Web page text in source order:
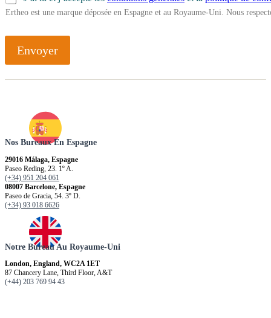
é
e
e
Ertheo est une marque déposée en Espagne et au Royaume-Uni. Nous
Envoyer
Nos Bureaux En Espagne
29016 Málaga, Espagne
Paseo Reding, 23. 1º A.
(+34) 951 204 061
08007 Barcelone, Espagne
Paseo de Gracia, 54. 3º D.
(+34) 93 018 6626
Notre Bureau Au Royaume-Uni
London, England, WC2A 1ET
87 Chancery Lane, Third Floor, A&T
(+44) 203 769 94 43